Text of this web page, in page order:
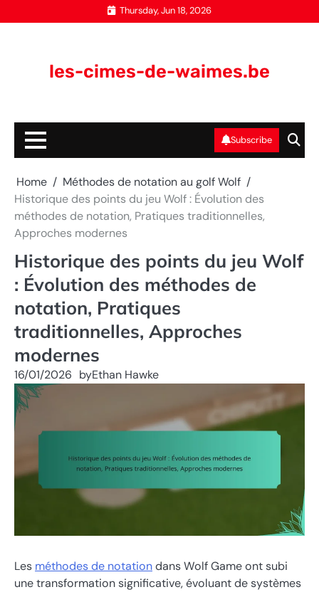
to
Thursday, Jun 18, 2026
les-cimes-de-waimes.be
Subscribe
Home
Méthodes de notation au golf Wolf
Historique des points du jeu Wolf : Évolution des
méthodes de notation, Pratiques traditionnelles,
Approches modernes
Historique des points du jeu Wolf
: Évolution des méthodes de
notation, Pratiques
traditionnelles, Approches
modernes
16/01/2026 byEthan Hawke
Les méthodes de notationdans Wolf Game ont subi
une transformation significative, évoluant de systèmes